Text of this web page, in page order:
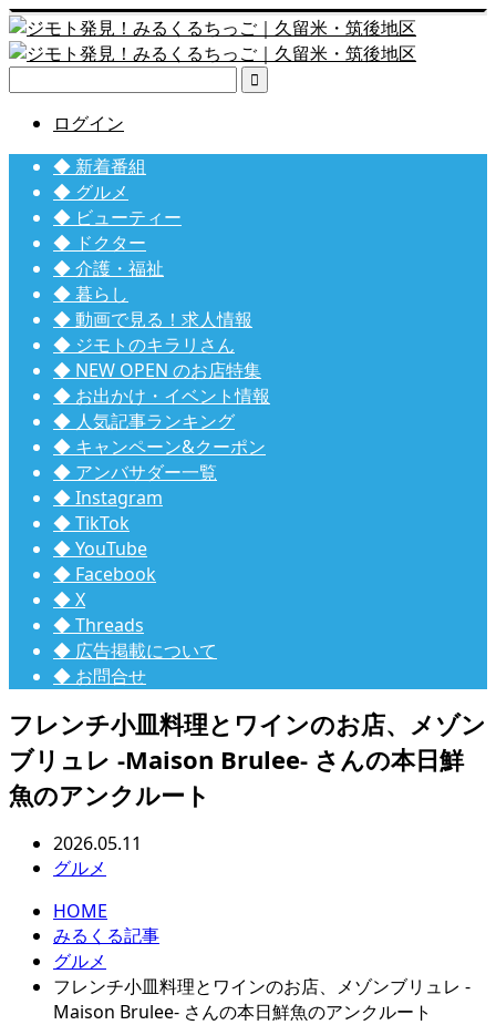

ログイン
◆ 新着番組
◆ グルメ
◆ ビューティー
◆ ドクター
◆ 介護・福祉
◆ 暮らし
◆ 動画で見る！求人情報
◆ ジモトのキラリさん
◆ NEW OPEN のお店特集
◆ お出かけ・イベント情報
◆ 人気記事ランキング
◆ キャンペーン&クーポン
◆ アンバサダー一覧
◆ Instagram
◆ TikTok
◆ YouTube
◆ Facebook
◆ X
◆ Threads
◆ 広告掲載について
◆ お問合せ
フレンチ小皿料理とワインのお店、メゾン
ブリュレ -Maison Brulee- さんの本日鮮
魚のアンクルート
2026.05.11
グルメ
HOME
みるくる記事
グルメ
フレンチ小皿料理とワインのお店、メゾンブリュレ -
Maison Brulee- さんの本日鮮魚のアンクルート